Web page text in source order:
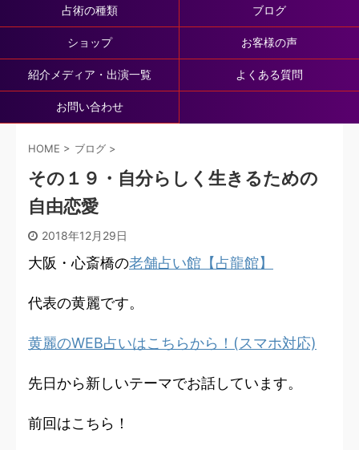
占術の種類 ブログ
ショップ お客様の声
紹介メディア・出演一覧 よくある質問
お問い合わせ
HOME > ブログ >
その１９・自分らしく生きるための
自由恋愛
2018年12月29日
大阪・心斎橋の老舗占い館【占龍館】
代表の黄麗です。
黄麗のWEB占いはこちらから！(スマホ対応)
先日から新しいテーマでお話しています。
前回はこちら！